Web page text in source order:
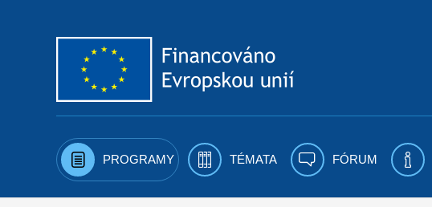
PROGRAMY TÉMATA FÓRUM